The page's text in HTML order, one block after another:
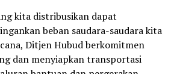
kita distribusikan dapat
beban saudara-saudara kita
Ditjen Hubud berkomitmen
dan menyiapkan transportasi